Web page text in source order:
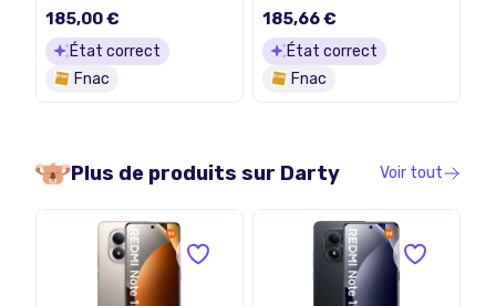
Mémoire interne 256 Go
- microSD slot - écran
OLED - 6.77" - 2392 x
1080 pixels (120 Hz) - 2x
185,00 €
État correct
Fnac
Mémoire interne 256 Go
- microSD slot - OLED
display - 6.67" - 2400 x
1080 pixels (120 Hz) - 3
185,66 €
État correct
Fnac
Plus de produits sur Darty Voir tout